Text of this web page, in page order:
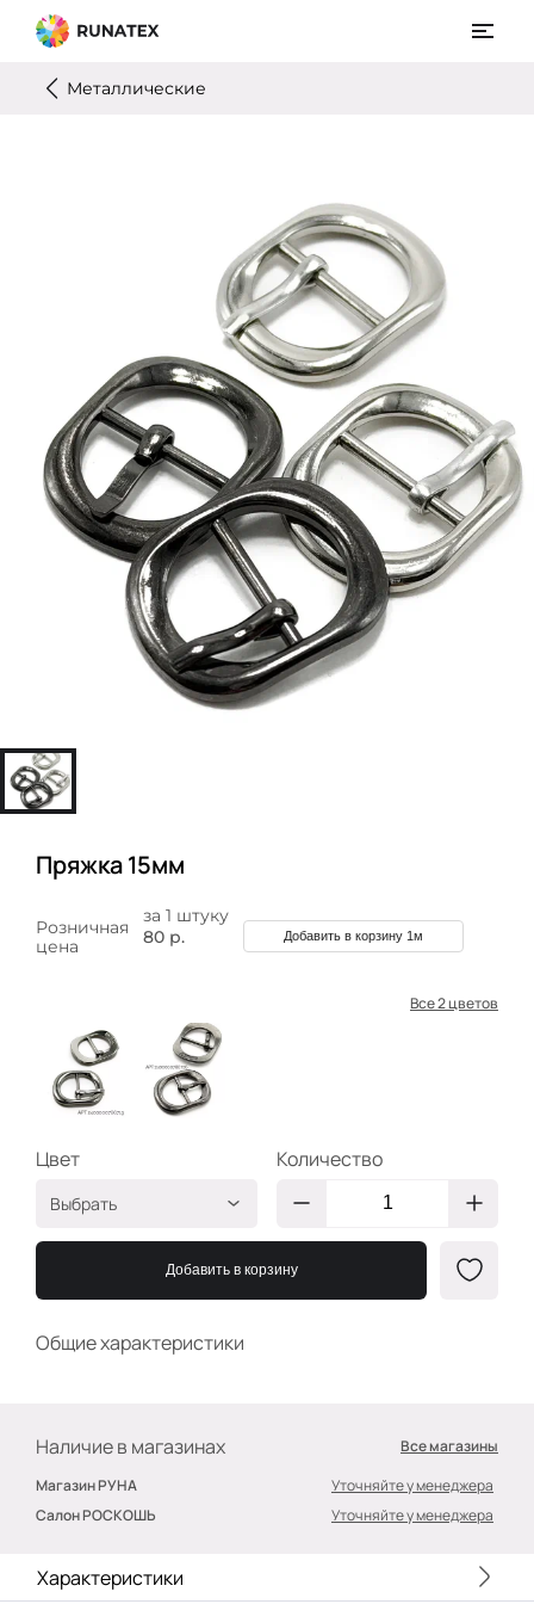
Металлические
Пряжка 15мм
Общие характеристики
за 1 штуку
Розничная
цена
80 р. Добавить в корзину 1м
Все 2 цветов
Наличие в магазинах
Все магазины
Магазин РУНА
Уточняйте у менеджера
Салон РОСКОШЬ
Уточняйте у менеджера
Цвет
Выбрать
Серебристый 2400000786719
2400000786726
Количество
Добавить в корзину
Характеристики